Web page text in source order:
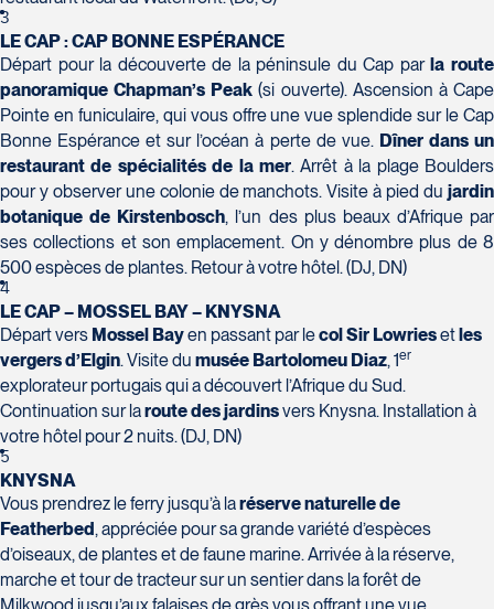
3
LE CAP : CAP BONNE ESPÉRANCE
Départ pour la découverte de la péninsule du Cap par la route
panoramique Chapman’s Peak (si ouverte). Ascension à Cape
Pointe en funiculaire, qui vous offre une vue splendide sur le Cap
Bonne Espérance et sur l’océan à perte de vue. Dîner dans un
restaurant de spécialités de la mer. Arrêt à la plage Boulders
pour y observer une colonie de manchots. Visite à pied du jardin
botanique de Kirstenbosch, l’un des plus beaux d’Afrique par
ses collections et son emplacement. On y dénombre plus de 8
500 espèces de plantes. Retour à votre hôtel. (DJ, DN)
4
LE CAP – MOSSEL BAY – KNYSNA
Départ vers Mossel Bayen passant par lecol Sir Lowrieset les
vergers d’Elgin. Visite du musée Bartolomeu Diaz, 1er
explorateur portugais qui a découvert l’Afrique du Sud.
Continuation sur laroute des jardinsvers Knysna. Installation à
votre hôtel pour 2 nuits. (DJ, DN)
5
KNYSNA
Vous prendrez le ferry jusqu’à laréserve naturelle de
Featherbed, appréciée pour sa grande variété d’espèces
d’oiseaux, de plantes et de faune marine. Arrivée à la réserve,
marche et tour de tracteur sur un sentier dans la forêt de
Voyages Nouveau-Monde
420 Boulevard Manseau
Joliette
J6E 3E1
Tél :450-755-5557 / 1-877-751-5557
Voyages Terre et Monde
1460 Chemin Gascon
Terrebonne
J6X 2Z5
Tél :450-964-3574
Voyages des Laurentides
939 Boulevard Albiny-Paquette
Mont-Laurier
J9L 3J1
Tél :819-623-2511 / 1-866-385-2511
450-688-6211 / 1-888-682-8616
Club Voyages Orientation
1001 Boulevard de Montarville - local 39
Boucherville
J4B 6P5
Tél :450-655-1855 / 1-866-655-5736
Club Voyages Princesse
Granby
J2G 2Y4
Tél :450-372-4444
Voyages Action
230 Boulevard Sir-Wilfrid-Laurier
Beloeil
La Forfaiterie Voyages
5401 Boulevard Des Galeries - Local 104
(porte H)
Québec
G2K 1N4
Tél :418-652-2400 / 1-888-848-1518
Le Voyagiste de Québec
3229 Chemin des Quatre-Bourgeois -
Suite 120QuébecG1W 0C1
Tél :418-977-4080 / 1-877-977-4080
Voyages CAA Place de la Cité